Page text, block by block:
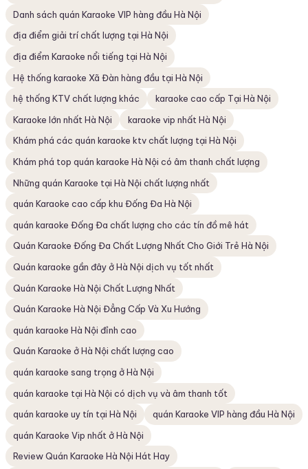
Danh sách quán Karaoke VIP hàng đầu Hà Nội
địa điểm giải trí chất lượng tại Hà Nội
địa điểm Karaoke nổi tiếng tại Hà Nội
Hệ thống karaoke Xã Đàn hàng đầu tại Hà Nội
hệ thống KTV chất lượng khác
karaoke cao cấp Tại Hà Nội
Karaoke lớn nhất Hà Nội
karaoke vip nhất Hà Nội
Khám phá các quán karaoke ktv chất lượng tại Hà Nội
Khám phá top quán karaoke Hà Nội có âm thanh chất lượng
Những quán Karaoke tại Hà Nội chất lượng nhất
quán Karaoke cao cấp khu Đống Đa Hà Nội
quán karaoke Đống Đa chất lượng cho các tín đồ mê hát
Quán Karaoke Đống Đa Chất Lượng Nhất Cho Giới Trẻ Hà Nội
Quán karaoke gần đây ở Hà Nội dịch vụ tốt nhất
Quán Karaoke Hà Nội Chất Lượng Nhất
Quán Karaoke Hà Nội Đẳng Cấp Và Xu Hướng
quán karaoke Hà Nội đỉnh cao
Quán Karaoke ở Hà Nội chất lượng cao
quán karaoke sang trọng ở Hà Nội
quán karaoke tại Hà Nội có dịch vụ và âm thanh tốt
quán karaoke uy tín tại Hà Nội
quán Karaoke VIP hàng đầu Hà Nội
quán Karaoke Vip nhất ở Hà Nội
Review Quán Karaoke Hà Nội Hát Hay